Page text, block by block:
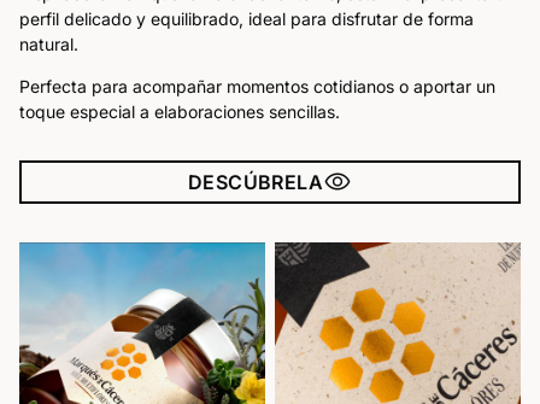
perfil delicado y equilibrado, ideal para disfrutar de forma
natural.
Perfecta para acompañar momentos cotidianos o aportar un
toque especial a elaboraciones sencillas.
DESCÚBRELAvisibility